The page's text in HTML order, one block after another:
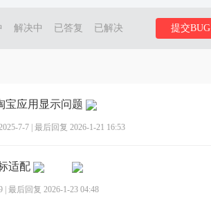
解决中 已答复 已解决 提交BUG
宝应用显示问题
7-7 最后回复 2026-1-21 16:53
适配
最后回复 2026-1-23 04:48